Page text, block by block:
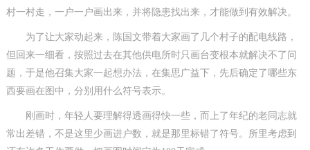
村一村走，一户一户画出来，并将隐患找出来，才能做到有效解决。
为了让大家动起来，陈国文带着大家画了几个村子的配电线路，
但回来一细看，按照过去在其他供电所时只画台变根本就解决不了问
题，于是他召集大家一起想办法，在集思广益下，先后确定了哪些东
西要画在图中，分别用什么符号表示。
刚画时，年轻人要理解得透画得快一些，而上了年纪的老同志就
常出差错，不是这里少画进户数，就是那里标错了符号。所里考虑到